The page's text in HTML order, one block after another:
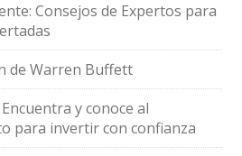
Consejos de Expertos para
de Warren Buffett
y conoce al
para invertir con confianza